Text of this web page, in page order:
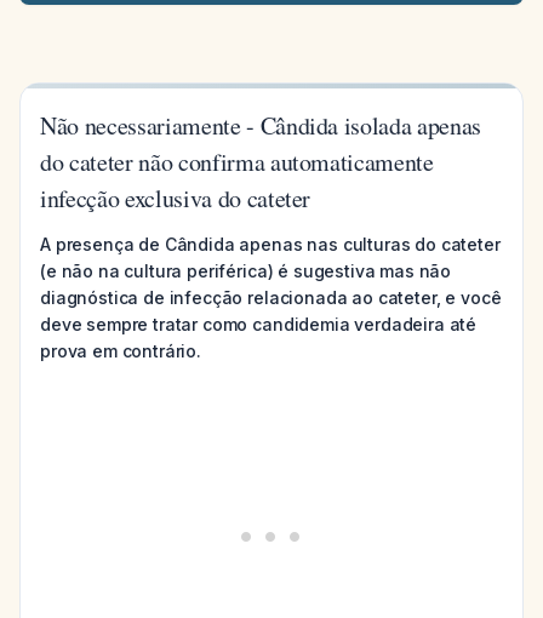
Não necessariamente - Cândida isolada apenas
do cateter não confirma automaticamente
infecção exclusiva do cateter
A presença de Cândida apenas nas culturas do cateter
(e não na cultura periférica) é sugestiva mas não
diagnóstica de infecção relacionada ao cateter, e você
deve sempre tratar como candidemia verdadeira até
prova em contrário.